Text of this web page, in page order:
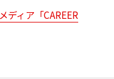
ディア「CAREER